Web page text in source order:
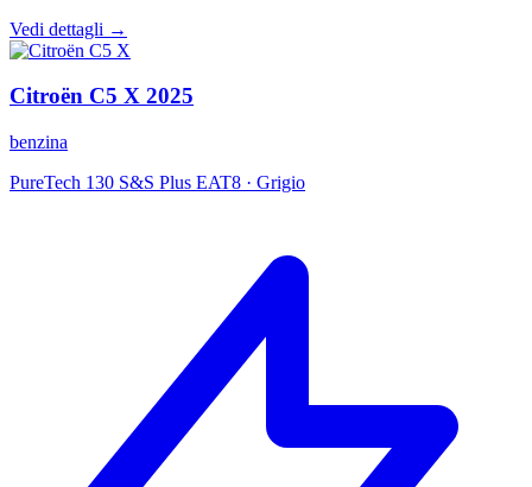
Vedi dettagli →
Citroën C5 X 2025
benzina
PureTech 130 S&S Plus EAT8 · Grigio